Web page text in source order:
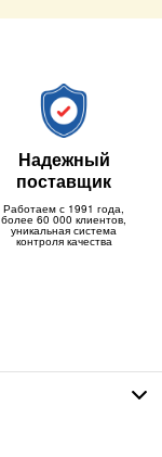
Надежный
поставщик
Работаем с 1991 года,
более 60 000 клиентов,
уникальная система
контроля качества